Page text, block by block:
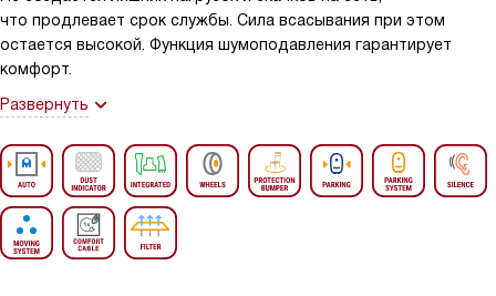
что продлевает срок службы. Сила всасывания при этом
остается высокой. Функция шумоподавления гарантирует
комфорт.
Развернуть